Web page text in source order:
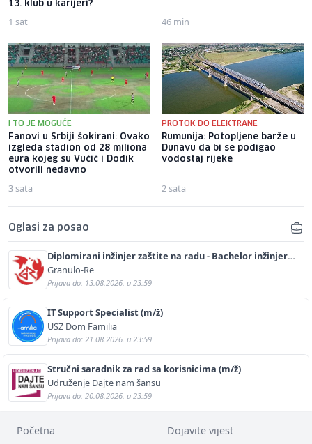
13. klub u karijeri?
1 sat 46 min
I TO JE MOGUĆE
Fanovi u Srbiji šokirani: Ovako
izgleda stadion od 28 miliona
eura kojeg su Vučić i Dodik
otvorili nedavno
3 sata
PROTOK DO ELEKTRANE
Rumunija: Potopljene barže u
Dunavu da bi se podigao
vodostaj rijeke
2 sata
Oglasi za posao
Diplomirani inžinjer zaštite na radu - Bachelor inžinjer
sigurnosti i pomoći (m/ž)
Granulo-Re
Prijava do: 13.08.2026. u 23:59
IT Support Specialist (m/ž)
USZ Dom Familia
Prijava do: 21.08.2026. u 23:59
Stručni saradnik za rad sa korisnicima (m/ž)
Udruženje Dajte nam šansu
Prijava do: 20.08.2026. u 23:59
Početna Dojavite vijest